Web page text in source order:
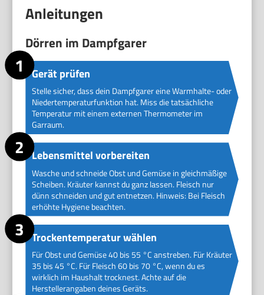
Anleitungen
Dörren im Dampfgarer
Gerät prüfen
Stelle sicher, dass dein Dampfgarer eine Warmhalte- oder
Niedertemperaturfunktion hat. Miss die tatsächliche
Temperatur mit einem externen Thermometer im
Garraum.
Lebensmittel vorbereiten
Wasche und schneide Obst und Gemüse in gleichmäßige
Scheiben. Kräuter kannst du ganz lassen. Fleisch nur
dünn schneiden und gut entnetzen. Hinweis: Bei Fleisch
erhöhte Hygiene beachten.
Trockentemperatur wählen
Für Obst und Gemüse 40 bis 55 °C anstreben. Für Kräuter
35 bis 45 °C. Für Fleisch 60 bis 70 °C, wenn du es
wirklich im Haushalt trocknest. Achte auf die
Herstellerangaben deines Geräts.